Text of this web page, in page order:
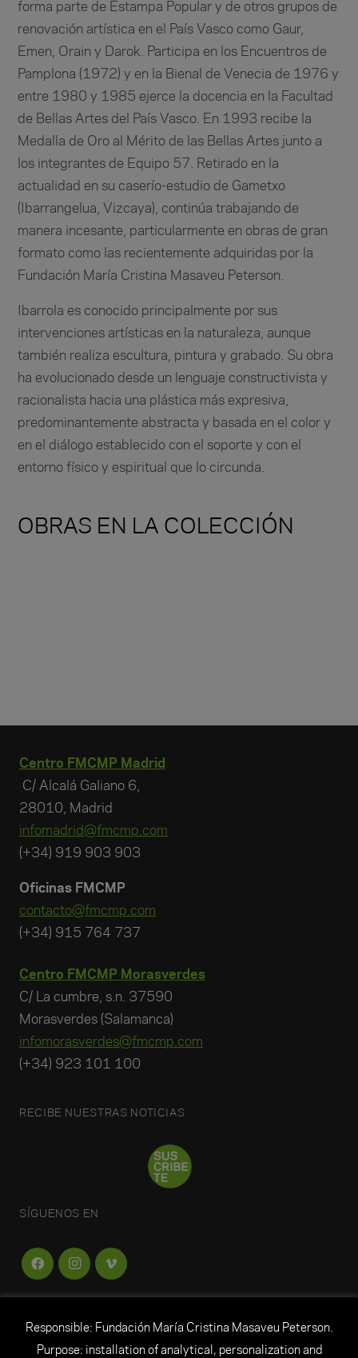
forma parte de Estampa Popular y de otros grupos de
renovación artística en el País Vasco como Gaur,
Emen, Orain y Darok. Participa en los Encuentros de
Pamplona (1972) y en la Bienal de Venecia de 1976 y
entre 1980 y 1985 ejerce la docencia en la Facultad
de Bellas Artes del País Vasco. En 1993 recibe la
Medalla de Oro al Mérito de las Bellas Artes junto a
los integrantes de Equipo 57. Retirado en la
actualidad en su caserío-estudio de Gametxo
(Ibarrangelua, Vizcaya), continúa trabajando de
manera incesante, particularmente en obras de gran
formato como las recientemente adquiridas por la
Fundación María Cristina Masaveu Peterson.
Ibarrola es conocido principalmente por sus
intervenciones artísticas en la naturaleza, aunque
también realiza escultura, pintura y grabado. Su obra
ha evolucionado desde un lenguaje constructivista y
racionalista hacia una plástica más expresiva,
predominantemente abstracta y basada en el color y
en el diálogo establecido con el soporte y con el
entorno físico y espiritual que lo circunda.
OBRAS EN LA COLECCIÓN
Centro FMCMP Madrid
C/ Alcalá Galiano 6,
28010, Madrid
infomadrid@fmcmp.com
(+34) 919 903 903
Oficinas FMCMP
contacto@fmcmp.com
(+34) 915 764 737
Centro FMCMP Morasverdes
C/ La cumbre, s.n. 37590
Morasverdes (Salamanca)
infomorasverdes@fmcmp.com
(+34) 923 101 100
RECIBE NUESTRAS NOTICIAS
SÍGUENOS EN
Responsible: Fundación María Cristina Masaveu Peterson.
Purpose: installation of analytical, personalization and